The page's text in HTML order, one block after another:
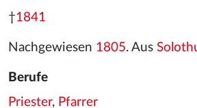
†1841
Nachgewiesen 1805. Aus
Berufe
Priester, Pfarrer